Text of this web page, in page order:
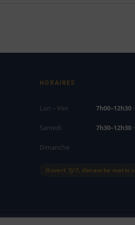
HORAIRES
Lun – Ven 7h00–12h30
Samedi 7h30–12h30
Dimanche
Ouvert 7j/7, dimanche matin